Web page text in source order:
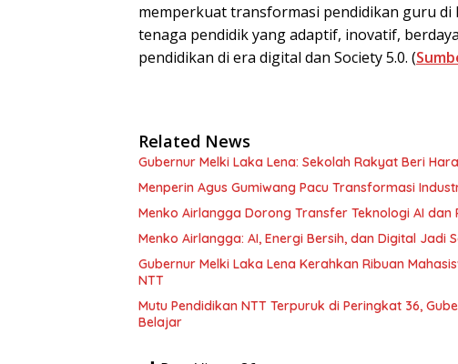
memperkuat transformasi pendidikan guru
tenaga pendidik yang adaptif, inovatif,
pendidikan di era digital dan Society 5.0. (
Related News
Gubernur Melki Laka Lena: Sekolah Rakyat Beri
Menperin Agus Gumiwang Pacu Transformasi
Menko Airlangga Dorong Transfer Teknologi AI dan
Menko Airlangga: AI, Energi Bersih, dan Digital Jadi
Gubernur Melki Laka Lena Kerahkan Ribuan
NTT
Mutu Pendidikan NTT Terpuruk di Peringkat 36,
Belajar